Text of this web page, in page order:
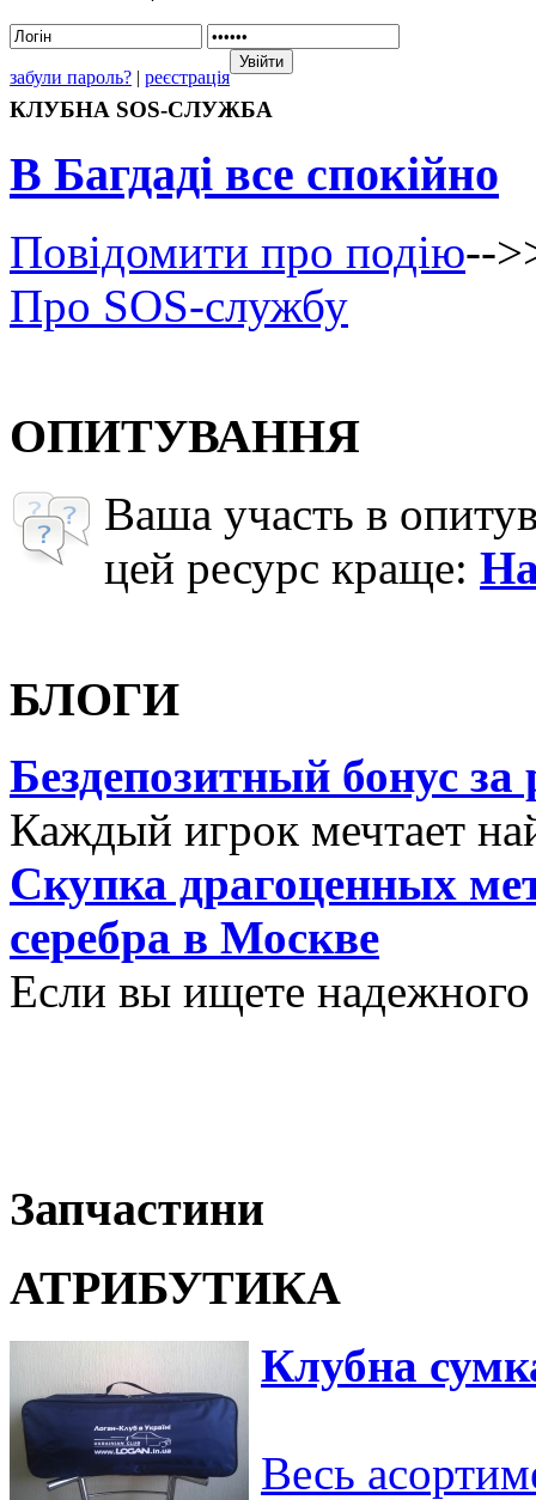
забули пароль? | реєстрація
КЛУБНА SOS-СЛУЖБА
В Багдаді все спокійно
Повідомити про подію--
Про SOS-службу
ОПИТУВАННЯ
Ваша участь в
цей ресурс краще:
БЛОГИ
Бездепозитный бонус
Каждый игрок мечтает
Скупка драгоценных
серебра в Москве
Если вы ищете
Запчастини
АТРИБУТИКА
Клубна
Весь